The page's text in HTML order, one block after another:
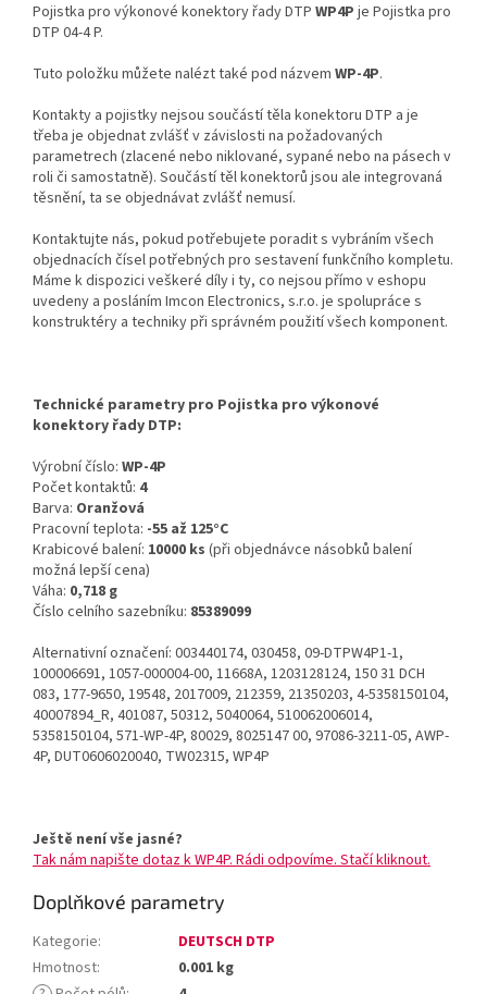
Pojistka pro výkonové konektory řady DTP WP4P je Pojistka pro
DTP 04-4 P.
Tuto položku můžete nalézt také pod názvem WP-4P.
Kontakty a pojistky nejsou součástí těla konektoru DTP a je
třeba je objednat zvlášť v závislosti na požadovaných
parametrech (zlacené nebo niklované, sypané nebo na pásech v
roli či samostatně). Součástí těl konektorů jsou ale integrovaná
těsnění, ta se objednávat zvlášť nemusí.
Kontaktujte nás, pokud potřebujete poradit s vybráním všech
objednacích čísel potřebných pro sestavení funkčního kompletu.
Máme k dispozici veškeré díly i ty, co nejsou přímo v eshopu
uvedeny a posláním Imcon Electronics, s.r.o. je spolupráce s
konstruktéry a techniky při správném použití všech komponent.
Technické parametry pro Pojistka pro výkonové
konektory řady DTP:
Výrobní číslo: WP-4P
Počet kontaktů: 4
Barva: Oranžová
Pracovní teplota: -55 až 125°C
Krabicové balení: 10000 ks (při objednávce násobků balení
možná lepší cena)
Váha: 0,718 g
Číslo celního sazebníku: 85389099
Alternativní označení: 003440174, 030458, 09-DTPW4P1-1,
100006691, 1057-000004-00, 11668A, 1203128124, 150 31 DCH
083, 177-9650, 19548, 2017009, 212359, 21350203, 4-5358150104,
40007894_R, 401087, 50312, 5040064, 510062006014,
5358150104, 571-WP-4P, 80029, 8025147 00, 97086-3211-05, AWP-
4P, DUT0606020040, TW02315, WP4P
Ještě není vše jasné?
Tak nám napište dotaz k WP4P. Rádi odpovíme. Stačí kliknout.
Doplňkové parametry
Kategorie:
DEUTSCH DTP
Hmotnost:
0.001 kg